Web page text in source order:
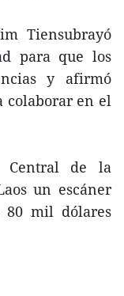
Tiensubrayó
para que los
y afirmó
colaborar en el
Central de la
un escáner
80 mil dólares